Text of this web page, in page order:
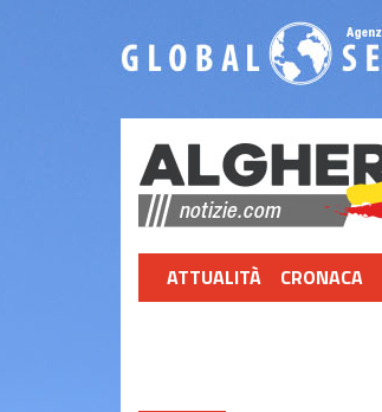
ATTUALITÀ CRONACA